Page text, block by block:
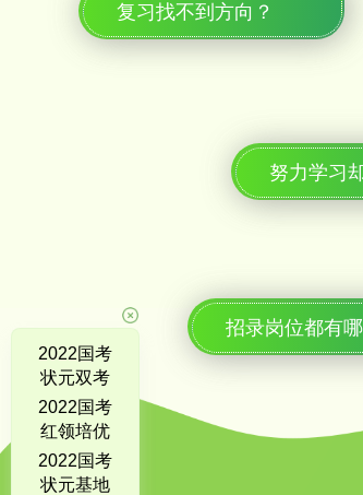
复习找不到方向？
努力学习
招录岗位都有哪
2022国考
状元双考
百日基地
班
2022国考
红领培优
全程营
2022国考
状元基地